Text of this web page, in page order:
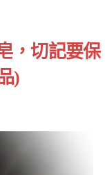
，切記要保
)